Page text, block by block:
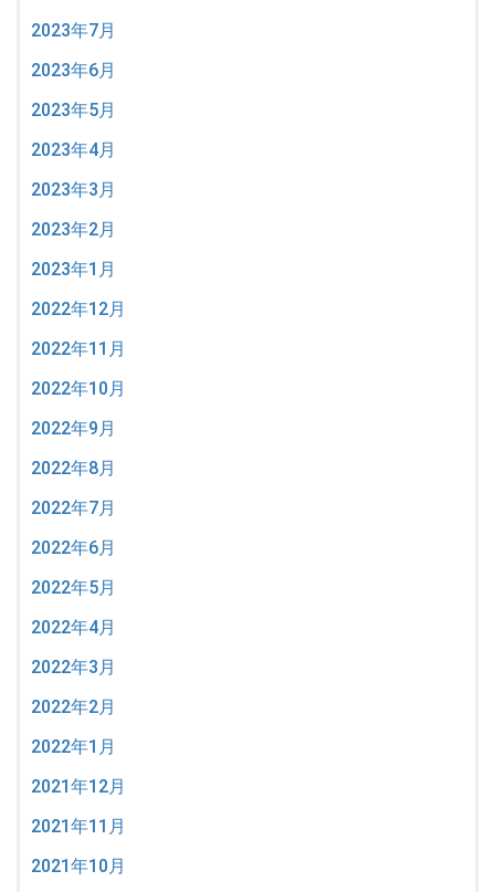
2023年7月
2023年6月
2023年5月
2023年4月
2023年3月
2023年2月
2023年1月
2022年12月
2022年11月
2022年10月
2022年9月
2022年8月
2022年7月
2022年6月
2022年5月
2022年4月
2022年3月
2022年2月
2022年1月
2021年12月
2021年11月
2021年10月